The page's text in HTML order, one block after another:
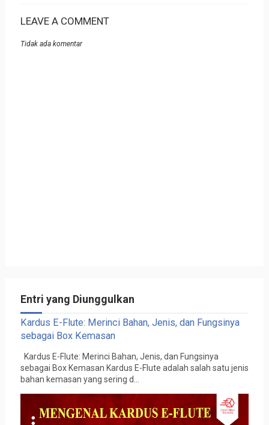
LEAVE A COMMENT
Tidak ada komentar
Entri yang Diunggulkan
Kardus E-Flute: Merinci Bahan, Jenis, dan Fungsinya
sebagai Box Kemasan
Kardus E-Flute: Merinci Bahan, Jenis, dan Fungsinya
sebagai Box Kemasan Kardus E-Flute adalah salah satu jenis
bahan kemasan yang sering d...